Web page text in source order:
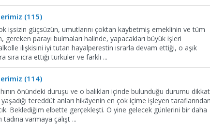
(115)
işsizin güçsüzün, umutlarını çoktan kaybetmiş emeklinin ve tüm
gereken parayı bulmaları halinde, yapacakları büyük işleri
ilişkisini iyi tutan hayalperestin ısrarla devam ettiği, o aşık
sıra icra ettiği türküler ve farklı ...
(114)
önündeki duruşu ve o balıkları içinde bulunduğu durumu
tereddüt anları hikâyenin en çok içime işleyen
Beklediğim elbette gerçekleşti. O yine gelecek günlerini bir daha
tadına varmaya çalışt ...